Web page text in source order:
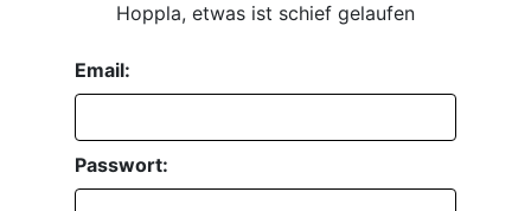
Hoppla, etwas ist schief gelaufen
Email:
Passwort: